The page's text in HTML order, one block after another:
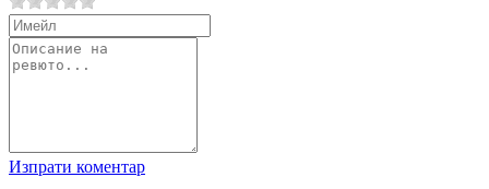
Изпрати коментар